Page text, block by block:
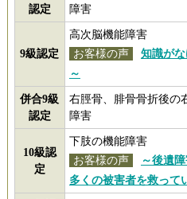
認定
障害
9級認定
高次脳機能障害
お客様の声
知識が
～
併合9級
認定
右脛骨、腓骨骨折後の
障害
10級認
定
下肢の機能障害
お客様の声
～後遺
多くの被害者を救って